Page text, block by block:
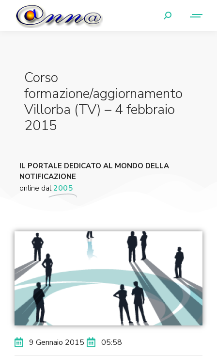
Corso
formazione/aggiornamento
Villorba (TV) – 4 febbraio
2015
IL PORTALE DEDICATO AL MONDO DELLA
NOTIFICAZIONE
online dal2005
9 Gennaio 2015 05:58